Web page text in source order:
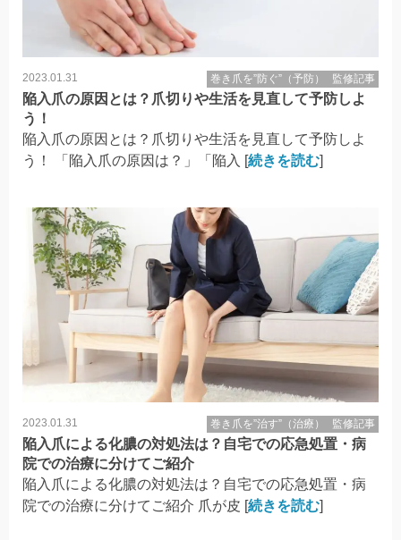
2023.01.31 巻き爪を”防ぐ”（予防） 監修記事
陥入爪の原因とは？爪切りや生活を見直して予防しよ
う！
陥入爪の原因とは？爪切りや生活を見直して予防しよ
う！ 「陥入爪の原因は？」「陥入 [続きを読む]
2023.01.31 巻き爪を”治す”（治療） 監修記事
陥入爪による化膿の対処法は？自宅での応急処置・病
院での治療に分けてご紹介
陥入爪による化膿の対処法は？自宅での応急処置・病
院での治療に分けてご紹介 爪が皮 [続きを読む]